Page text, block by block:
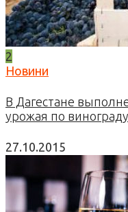
2
Новини
В Дагестане
урожая по винограду
27.10.2015